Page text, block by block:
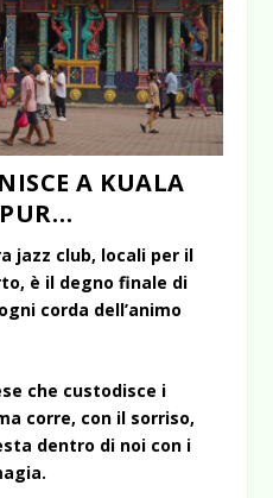
A KUALA
jazz club, locali per il
è il degno finale di
corda dell’animo
che custodisce i
corre, con il sorriso,
dentro di noi con i